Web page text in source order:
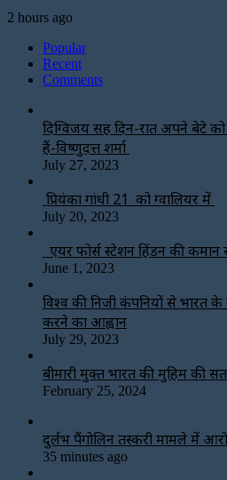
2 hours ago
Popular
Recent
Comments
दिग्विजय सिंह दिन-रात अपने बेटे
हैं-विष्णुदत्त शर्मा
July 27, 2023
प्रियंका गांधी 21 को ग्वालियर में
July 20, 2023
एयर फोर्स स्टेशन हिंडन की
June 1, 2023
विश्‍व की निजी कंपनियों से भारत
करने का आह्वान
July 29, 2023
बीमारी मुक्त भारत की मुहिम की
February 25, 2024
दुर्लभ पैंगोलिन तस्करी मामले में
35 minutes ago